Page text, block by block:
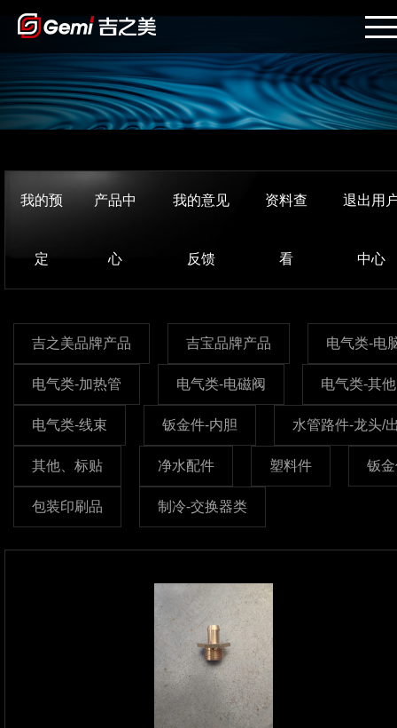
我的预
定
产品中
心
我的意见
反馈
资料查
看
退出用
中心
吉之美品牌产品 吉宝品牌产品 电气类-电
电气类-加热管 电气类-电磁阀 电气类-其他
电气类-线束 钣金件-内胆 水管路件-龙头/
其他、标贴 净水配件 塑料件 钣
包装印刷品 制冷-交换器类